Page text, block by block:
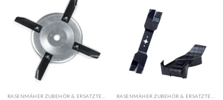
RASENMÄHER ZUBEHÖR & ERSATZTEILE RASENMÄHER ZUBEHÖR & ERSATZTEILE